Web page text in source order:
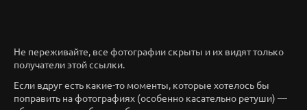
Не переживайте, все фотографии скрыты и их видят только
получатели этой ссылки.
Если вдруг есть какие-то моменты, которые хотелось бы
поправить на фотографиях (особенно касательно ретуши) —